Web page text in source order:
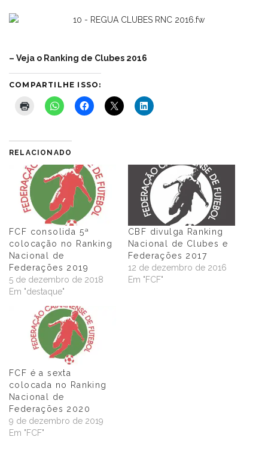
– Veja o Ranking de Clubes 2016
COMPARTILHE ISSO:
RELACIONADO
FCF consolida 5ª
colocação no Ranking
Nacional de
Federações 2019
5 de dezembro de 2018
Em "destaque"
CBF divulga Ranking
Nacional de Clubes e
Federações 2017
12 de dezembro de 2016
Em "FCF"
FCF é a sexta
colocada no Ranking
Nacional de
Federações 2020
9 de dezembro de 2019
Em "FCF"